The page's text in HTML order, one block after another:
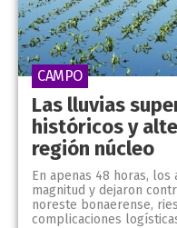
Las lluvias
históricos y
región núcleo
En apenas 48 horas,
magnitud y dejaron
noreste bonaerense,
complicaciones
CAMPO